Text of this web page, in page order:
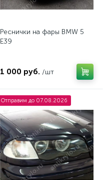
Реснички на фары BMW 5
E39
1 000 руб. /шт
Отправим до 07.08.2026